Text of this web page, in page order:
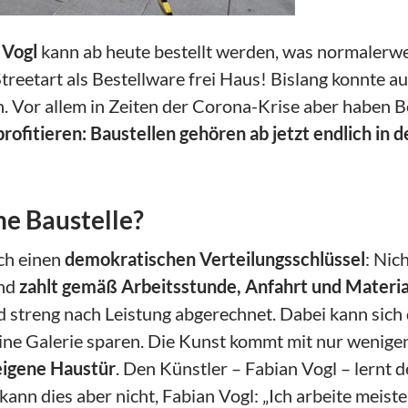
kann ab heute bestellt werden, was
als Bestellware frei Haus! Bislang konnte
Vor allem in Zeiten der Corona-Krise aber haben
Baustellen gehören ab jetzt endlich in
Baustelle?
einen demokratischen Verteilungsschlüssel:
zahlt gemäß Arbeitsstunde, Anfahrt und
nach Leistung abgerechnet. Dabei kann
Galerie sparen. Die Kunst kommt mit nur
Haustür. Den Künstler – Fabian Vogl – lernt
dies aber nicht, Fabian Vogl: „Ich arbeite